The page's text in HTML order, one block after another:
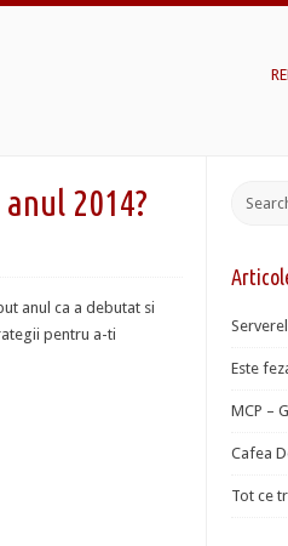
2014?
anul ca a debutat si
pentru a-ti
Este
MCP –
Cafea
Tot ce